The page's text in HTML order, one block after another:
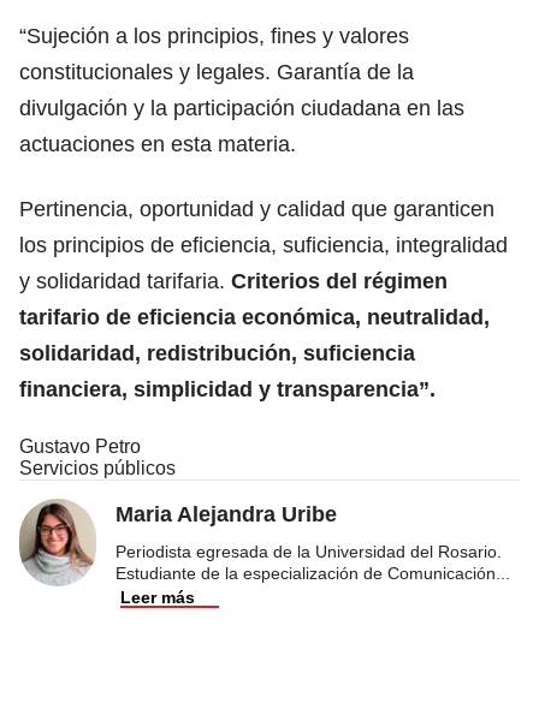
“Sujeción a los principios, fines y valores
constitucionales y legales. Garantía de la
divulgación y la participación ciudadana en las
actuaciones en esta materia.
Pertinencia, oportunidad y calidad que garanticen
los principios de eficiencia, suficiencia, integralidad
y solidaridad tarifaria. Criterios del régimen
tarifario de eficiencia económica, neutralidad,
solidaridad, redistribución, suficiencia
financiera, simplicidad y transparencia”.
Gustavo Petro
Servicios públicos
Maria Alejandra Uribe
Periodista egresada de la Universidad del Rosario.
Estudiante de la especialización de Comunicación
Leer más